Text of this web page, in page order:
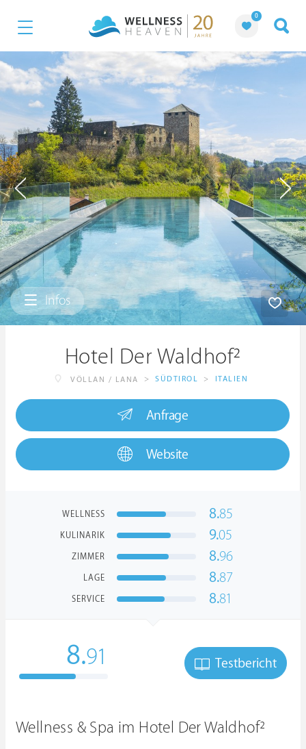
0
Infos
Hotel Der Waldhof²
VÖLLAN / LANA > SÜDTIROL > ITALIEN
Anfrage
Website
WELLNESS 8.85
KULINARIK 9.05
ZIMMER 8.96
LAGE 8.87
SERVICE 8.81
8.91 Testbericht
Wellness & Spa im Hotel Der Waldhof²